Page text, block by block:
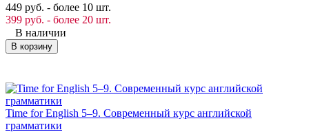
449 руб. - более 10 шт.
399 руб. - более 20 шт.
В наличии
В корзину
Time for English 5–9. Современный курс английской
грамматики